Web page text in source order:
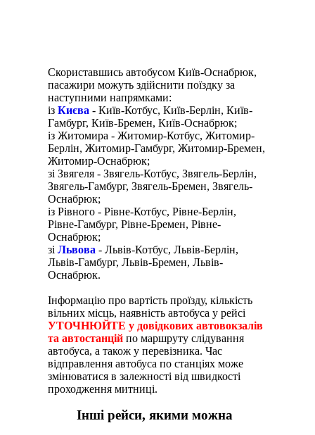
Скориставшись автобусом Київ-Оснабрюк,
пасажири можуть здійснити поїздку за
наступними напрямками:
ізКиєва - Київ-Котбус, Київ-Берлін, Київ-
Гамбург, Київ-Бремен, Київ-Оснабрюк;
із Житомира - Житомир-Котбус, Житомир-
Берлін, Житомир-Гамбург, Житомир-Бремен,
Житомир-Оснабрюк;
зі Звягеля - Звягель-Котбус, Звягель-Берлін,
Звягель-Гамбург, Звягель-Бремен, Звягель-
Оснабрюк;
із Рівного - Рівне-Котбус, Рівне-Берлін,
Рівне-Гамбург, Рівне-Бремен, Рівне-
Оснабрюк;
зіЛьвова - Львів-Котбус, Львів-Берлін,
Львів-Гамбург, Львів-Бремен, Львів-
Оснабрюк.
Інформацію про вартість проїзду, кількість
вільних місць, наявність автобуса у рейсі
УТОЧНЮЙТЕ у довідкових автовокзалів
та автостанцій по маршруту слідування
автобуса, а також у перевізника. Час
відправлення автобуса по станціях може
змінюватися в залежності від швидкості
проходження митниці.
Інші рейси, якими можна